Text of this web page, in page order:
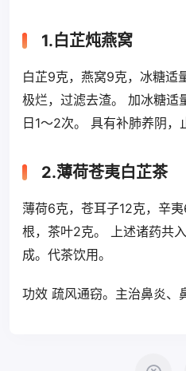
1.白芷炖燕窝
白芷9克，燕窝9克，冰糖适
极烂，过滤去渣。 加冰糖适
日1～2次。 具有补肺养阴，
2.薄荷苍夷白芷茶
薄荷6克，苍耳子12克，辛
根，茶叶2克。 上述诸药共
成。代茶饮用。
功效 疏风通窃。主治鼻炎、